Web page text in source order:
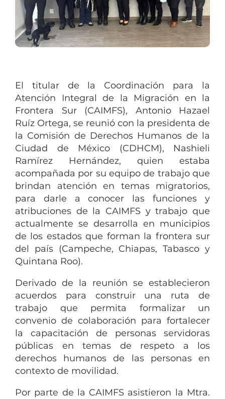
El titular de la Coordinación para la
Atención Integral de la Migración en la
Frontera Sur (CAIMFS), Antonio Hazael
Ruíz Ortega, se reunió con la presidenta de
la Comisión de Derechos Humanos de la
Ciudad de México (CDHCM), Nashieli
Ramírez Hernández, quien estaba
acompañada por su equipo de trabajo que
brindan atención en temas migratorios,
para darle a conocer las funciones y
atribuciones de la CAIMFS y trabajo que
actualmente se desarrolla en municipios
de los estados que forman la frontera sur
del país (Campeche, Chiapas, Tabasco y
Quintana Roo).
Derivado de la reunión se establecieron
acuerdos para construir una ruta de
trabajo que permita formalizar un
convenio de colaboración para fortalecer
la capacitación de personas servidoras
públicas en temas de respeto a los
derechos humanos de las personas en
contexto de movilidad.
Por parte de la CAIMFS asistieron la Mtra.